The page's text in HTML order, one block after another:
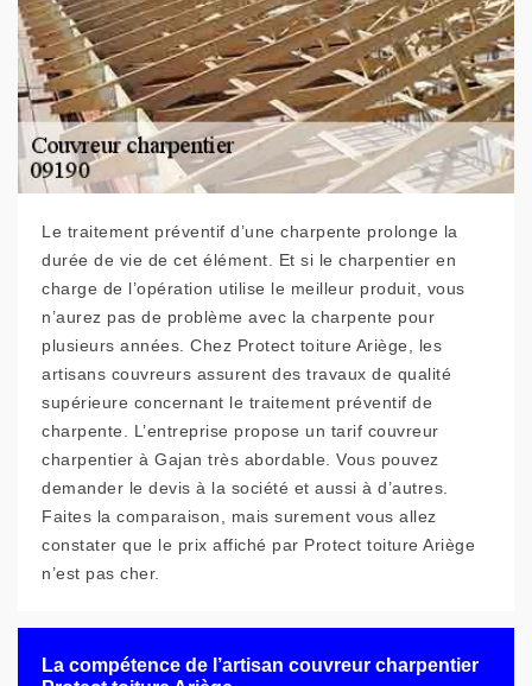
Le traitement préventif d’une charpente prolonge la
durée de vie de cet élément. Et si le charpentier en
charge de l’opération utilise le meilleur produit, vous
n’aurez pas de problème avec la charpente pour
plusieurs années. Chez Protect toiture Ariège, les
artisans couvreurs assurent des travaux de qualité
supérieure concernant le traitement préventif de
charpente. L’entreprise propose un tarif couvreur
charpentier à Gajan très abordable. Vous pouvez
demander le devis à la société et aussi à d’autres.
Faites la comparaison, mais surement vous allez
constater que le prix affiché par Protect toiture Ariège
n’est pas cher.
La compétence de l’artisan couvreur charpentier